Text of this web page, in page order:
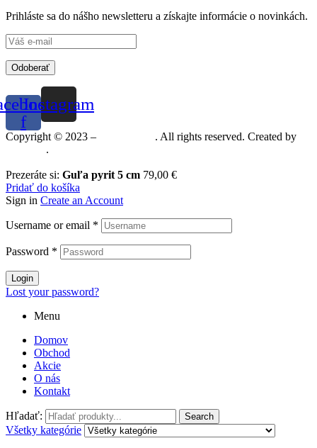
Prihláste sa do nášho newsletteru a získajte informácie o novinkách.
Odoberať
f
Instagram
Copyright © 2023 –
. All rights reserved. Created by
.
Prezeráte si: Guľa pyrit 5 cm 79,00 €
Pridať do košíka
Sign in Create an Account
Username or email *
Password *
Login
Lost your password?
Menu
Domov
Obchod
Akcie
O nás
Kontakt
Hľadať: Search
Všetky kategórie